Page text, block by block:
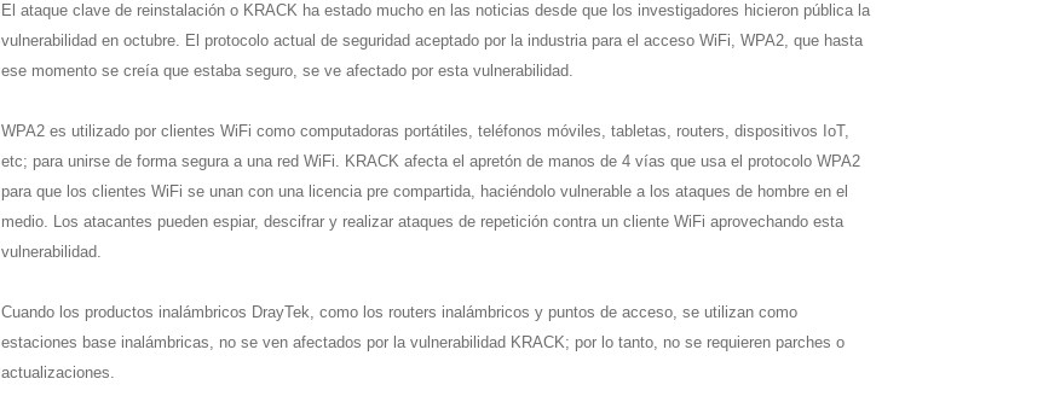
El ataque clave de reinstalación o KRACK ha estado mucho en las noticias desde que los investigadores hicieron pública la
vulnerabilidad en octubre. El protocolo actual de seguridad aceptado por la industria para el acceso WiFi, WPA2, que hasta
ese momento se creía que estaba seguro, se ve afectado por esta vulnerabilidad.
WPA2 es utilizado por clientes WiFi como computadoras portátiles, teléfonos móviles, tabletas, routers, dispositivos IoT,
etc; para unirse de forma segura a una red WiFi. KRACK afecta el apretón de manos de 4 vías que usa el protocolo WPA2
para que los clientes WiFi se unan con una licencia pre compartida, haciéndolo vulnerable a los ataques de hombre en el
medio. Los atacantes pueden espiar, descifrar y realizar ataques de repetición contra un cliente WiFi aprovechando esta
vulnerabilidad.
Cuando los productos inalámbricos DrayTek, como los routers inalámbricos y puntos de acceso, se utilizan como
estaciones base inalámbricas, no se ven afectados por la vulnerabilidad KRACK; por lo tanto, no se requieren parches o
actualizaciones.